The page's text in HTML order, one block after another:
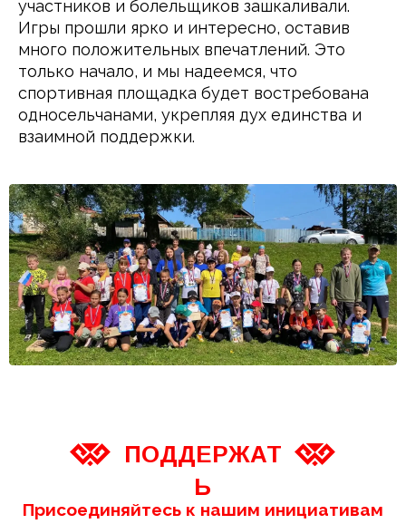
участников и болельщиков зашкаливали.
Игры прошли ярко и интересно, оставив
много положительных впечатлений. Это
только начало, и мы надеемся, что
спортивная площадка будет востребована
односельчанами, укрепляя дух единства и
взаимной поддержки.
ПОДДЕРЖАТ
Ь
Присоединяйтесь к нашим инициативам